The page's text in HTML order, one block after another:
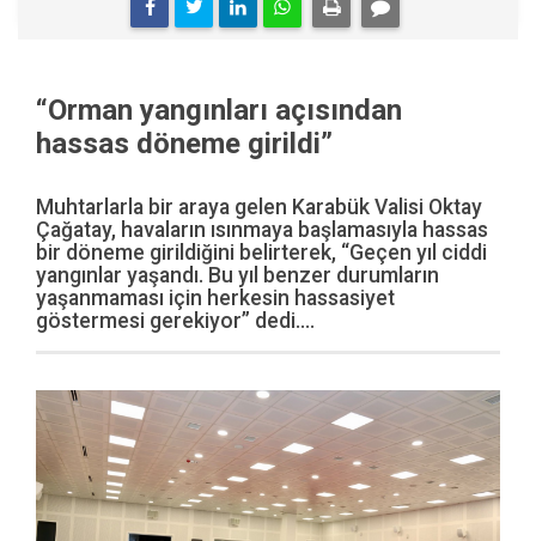
“Orman yangınları açısından
hassas döneme girildi”
Muhtarlarla bir araya gelen Karabük Valisi Oktay
Çağatay, havaların ısınmaya başlamasıyla hassas
bir döneme girildiğini belirterek, “Geçen yıl ciddi
yangınlar yaşandı. Bu yıl benzer durumların
yaşanmaması için herkesin hassasiyet
göstermesi gerekiyor” dedi....